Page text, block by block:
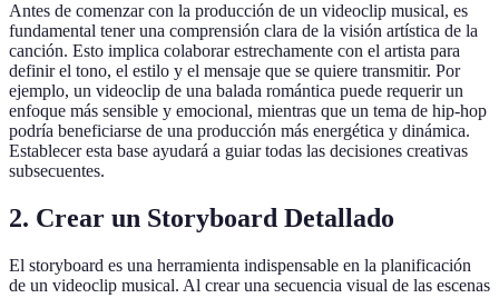
Antes de comenzar con la producción de un videoclip musical, es
fundamental tener una comprensión clara de la visión artística de la
canción. Esto implica colaborar estrechamente con el artista para
definir el tono, el estilo y el mensaje que se quiere transmitir. Por
ejemplo, un videoclip de una balada romántica puede requerir un
enfoque más sensible y emocional, mientras que un tema de hip-hop
podría beneficiarse de una producción más energética y dinámica.
Establecer esta base ayudará a guiar todas las decisiones creativas
subsecuentes.
2. Crear un Storyboard Detallado
El storyboard es una herramienta indispensable en la planificación
de un videoclip musical. Al crear una secuencia visual de las escenas